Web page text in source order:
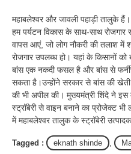
महाबलेश्वर और जावली पहाड़ी तालुके
हम पर्यटन विकास के साथ-साथ रोजगार
वापस आएं, जो लोग नौकरी की तलाश में
रोजगार उपलब्ध हो। यहां के किसानों
बांस एक नकदी फसल है और बांस से
सकता है।उन्होंने सरकार से बांस की
की भी अपील की। मुख्यमंत्री शिंदे ने इस
स्ट्रॉबेरी से वाइन बनाने का प्रोजेक्ट
में महाबलेश्वर तालुक के स्ट्रॉबेरी
Tagged : eknath shinde ,